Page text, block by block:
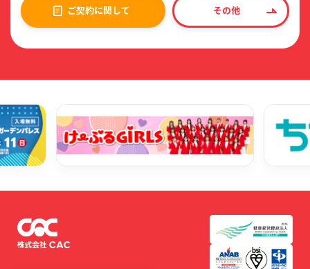
ご契約に関して その他